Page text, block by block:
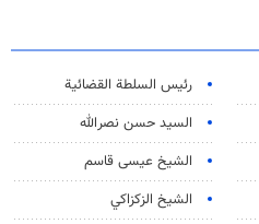
رئیس السلطة القضائیة
السيد حسن نصرالله
الشيخ عيسى قاسم
الشيخ الزكزاكي